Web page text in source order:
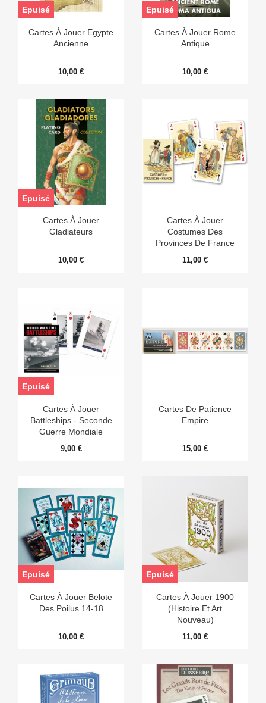
Cartes À Jouer Egypte
Ancienne
10,00 €
Epuisé
Cartes À Jouer Rome
Antique
10,00 €
Epuisé
Cartes À Jouer
Gladiateurs
10,00 €
Epuisé
Cartes À Jouer
Costumes Des
Provinces De France
11,00 €
Cartes À Jouer
Battleships - Seconde
Guerre Mondiale
9,00 €
Epuisé
Cartes De Patience
Empire
15,00 €
Cartes À Jouer Belote
Des Poilus 14-18
10,00 €
Epuisé
Cartes À Jouer 1900
(Histoire Et Art
Nouveau)
11,00 €
Epuisé